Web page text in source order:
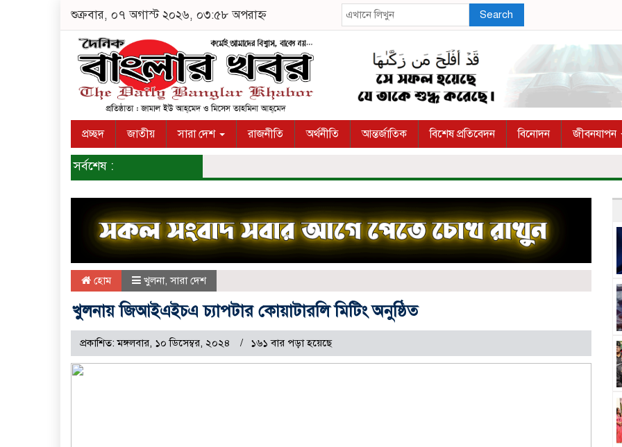
শুক্রবার, ০৭ অগাস্ট ২০২৬, ০৩:৫৮ অপরাহ্ন Search
প্রচ্ছদ জাতীয় সারা দেশ রাজনীতি অর্থনীতি আন্তর্জাতিক বিশেষ প্রতিবেদন বিনোদন জীবনযাপন
সর্বশেষ :
হোম খুলনা,সারা দেশ
খুলনায় জিআইএইচএ চ্যাপটার কোয়াটারলি মিটিং অনুষ্ঠিত
প্রকাশিত: মঙ্গলবার, ১০ ডিসেম্বর, ২০২৪ ১৬১ বার পড়া হয়েছে